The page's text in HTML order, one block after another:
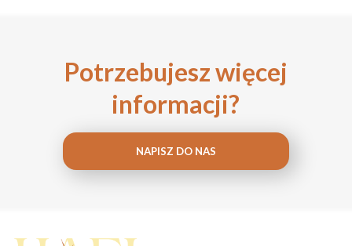
Potrzebujesz więcej
informacji?
NAPISZ DO NAS